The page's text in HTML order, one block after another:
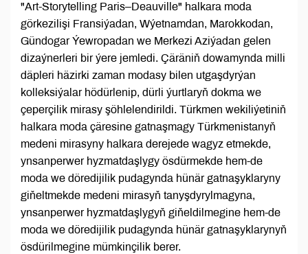
"Art-Storytelling Paris–Deauville" halkara moda
görkezilişi Fransiýadan, Wýetnamdan, Marokkodan,
Gündogar Ýewropadan we Merkezi Aziýadan gelen
dizaýnerleri bir ýere jemledi. Çäräniň dowamynda milli
däpleri häzirki zaman modasy bilen utgaşdyrýan
kolleksiýalar hödürlenip, dürli ýurtlaryň dokma we
çeperçilik mirasy şöhlelendirildi. Türkmen wekiliýetiniň
halkara moda çäresine gatnaşmagy Türkmenistanyň
medeni mirasyny halkara derejede wagyz etmekde,
ynsanperwer hyzmatdaşlygy ösdürmekde hem-de
moda we döredijilik pudagynda hünär gatnaşyklaryny
giňeltmekde medeni mirasyň tanyşdyrylmagyna,
ynsanperwer hyzmatdaşlygyň giňeldilmegine hem-de
moda we döredijilik pudagynda hünär gatnaşyklarynyň
ösdürilmegine mümkinçilik berer.